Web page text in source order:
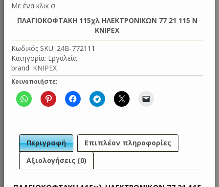
Με ένα κ
ΠΛΑΓΙΟΚΟΦΤΑΚΗ 115χλ ΗΛΕΚΤΡΟΝΙΚΩΝ 77 21 115 N
KNIPEX
Κωδικός SKU: 24B-772111
Κατηγορία: Εργαλεία
brand: KNIPEX
Κοινοποιήστε:
Περιγραφή
Επιπλέον πληροφορίες
Αξιολογήσεις (0)